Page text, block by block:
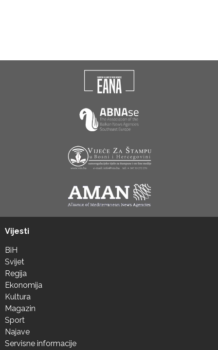
Vijesti
BiH
Svijet
Regija
Ekonomija
Kultura
Magazin
Sport
Najave
Servisne informacije